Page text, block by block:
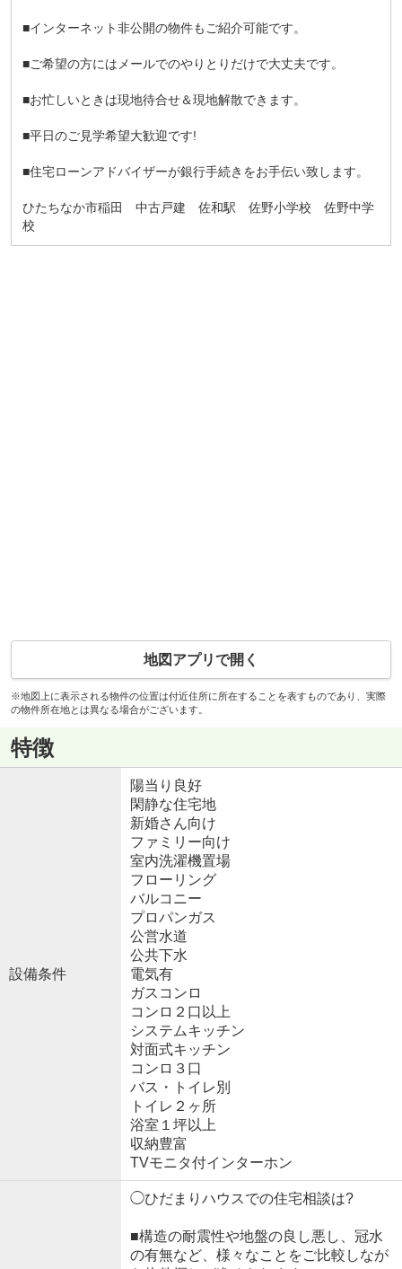
■インターネット非公開の物件もご紹介可能です。
■ご希望の方にはメールでのやりとりだけで大丈夫です。
■お忙しいときは現地待合せ＆現地解散できます。
■平日のご見学希望大歓迎です!
■住宅ローンアドバイザーが銀行手続きをお手伝い致します。
ひたちなか市稲田 中古戸建 佐和駅 佐野小学校 佐野中学
校
地図アプリで開く
※地図上に表示される物件の位置は付近住所に所在することを表すものであり、実際
の物件所在地とは異なる場合がございます。
特徴
設備条件
陽当り良好
閑静な住宅地
新婚さん向け
ファミリー向け
室内洗濯機置場
フローリング
バルコニー
プロパンガス
公営水道
公共下水
電気有
ガスコンロ
コンロ２口以上
システムキッチン
対面式キッチン
コンロ３口
バス・トイレ別
トイレ２ヶ所
浴室１坪以上
収納豊富
TVモニタ付インターホン
◯ひだまりハウスでの住宅相談は?
■構造の耐震性や地盤の良し悪し、冠水
の有無など、様々なことをご比較しなが